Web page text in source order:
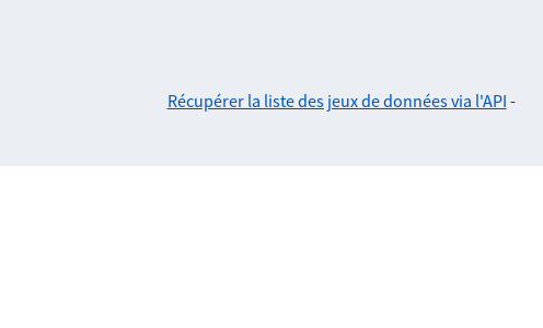
Récupérer la liste des jeux de données via l'API -